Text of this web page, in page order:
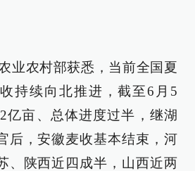
业农村部获悉，当前全国夏
持续向北推进，截至6月5
亿亩、总体进度过半，继湖
后，安徽麦收基本结束，河
、陕西近四成半，山西近两